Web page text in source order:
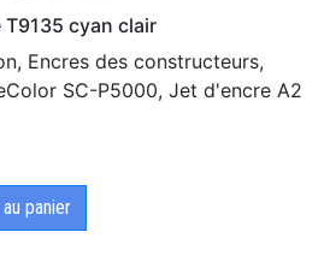
cyan clair
Encres des constructeurs,
SC-P5000, Jet d'encre A2
panier